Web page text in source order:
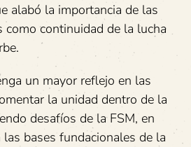
alabó la importancia de las
como continuidad de la lucha
un mayor reflejo en las
la unidad dentro de la
desafíos de la FSM, en
bases fundacionales de la